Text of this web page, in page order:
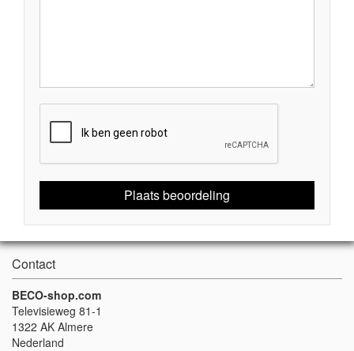
Plaats beoordeling
Contact
BECO-shop.com
Televisieweg 81-1
1322 AK Almere
Nederland